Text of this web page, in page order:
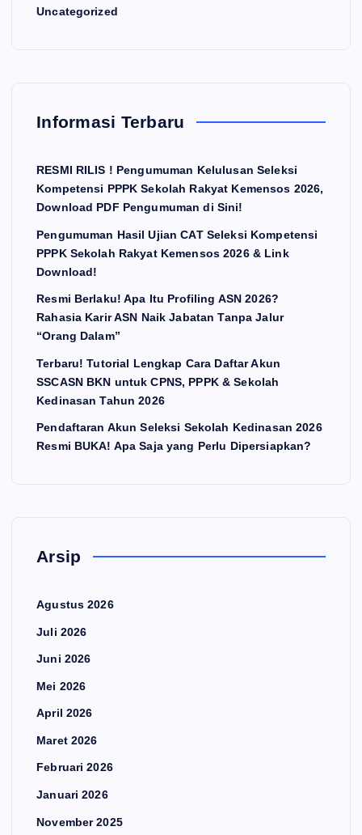
Uncategorized
Informasi Terbaru
RESMI RILIS ! Pengumuman Kelulusan Seleksi
Kompetensi PPPK Sekolah Rakyat Kemensos 2026,
Download PDF Pengumuman di Sini!
Pengumuman Hasil Ujian CAT Seleksi Kompetensi
PPPK Sekolah Rakyat Kemensos 2026 & Link
Download!
Resmi Berlaku! Apa Itu Profiling ASN 2026?
Rahasia Karir ASN Naik Jabatan Tanpa Jalur
“Orang Dalam”
Terbaru! Tutorial Lengkap Cara Daftar Akun
SSCASN BKN untuk CPNS, PPPK & Sekolah
Kedinasan Tahun 2026
Pendaftaran Akun Seleksi Sekolah Kedinasan 2026
Resmi BUKA! Apa Saja yang Perlu Dipersiapkan?
Arsip
Agustus 2026
Juli 2026
Juni 2026
Mei 2026
April 2026
Maret 2026
Februari 2026
Januari 2026
November 2025